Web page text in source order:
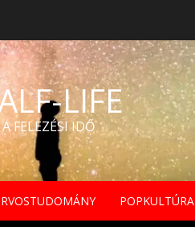
LIFE
A FELEZÉSI IDŐ
POPKULTÚRA